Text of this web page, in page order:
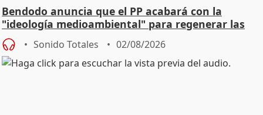
Bendodo anuncia que el PP acabará con la
"ideología medioambiental" para regenerar las
playas
Sonido Totales 02/08/2026